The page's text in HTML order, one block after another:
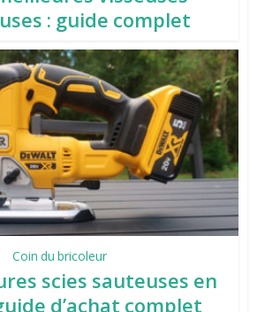
: guide complet
Coin du bricoleur
scies sauteuses en
d’achat complet